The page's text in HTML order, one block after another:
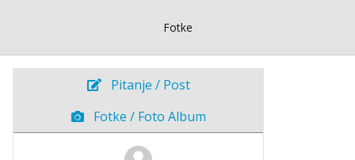
Fotke
Pitanje / Post
Fotke / Foto Album